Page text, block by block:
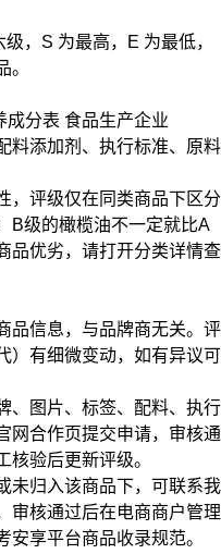
级， S 为最高， E 为最低，
。
成分表 食品生产企业
料添加剂 、 执行标准、 原料
，评级仅在 同类商品下区分
B级的橄榄油不一定就比A
品优劣，请打开分类详情查
品信息， 与品牌商无关。评
）有细微变动，如有异议可
、图片、标签、配料、执行
网合作页提交申请，审核通
验后更新评级。
未归入该商品下，可联系我
审核通过后在电商商户管理
享平台商品收录规范。